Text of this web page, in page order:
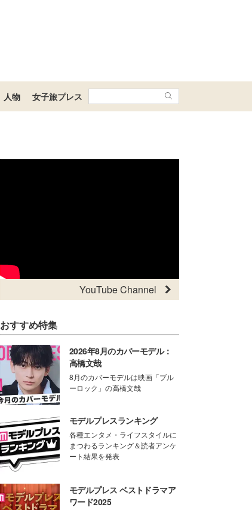
人物 女子旅プレス
YouTube Channel
おすすめ特集
2026年8月のカバーモデル：
高橋文哉
8月のカバーモデルは映画「ブル
ーロック」の高橋文哉
モデルプレスランキング
各種エンタメ・ライフスタイルに
まつわるランキング＆読者アンケ
ート結果を発表
モデルプレス ベストドラマア
ワード2025